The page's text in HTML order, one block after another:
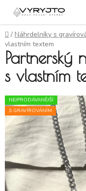
Přejít na obsah
Domů
/ Náhrdelníky s
vlastním textem
Partnerský
s vlastním
NEJPRODÁVANĚJŠÍ
S GRAVÍROVÁNÍM